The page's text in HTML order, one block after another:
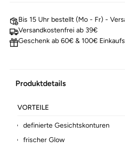
Bis 15 Uhr bestellt (Mo - Fr) -
Versandkostenfrei ab 39€
Geschenk ab 60€ & 100€
Produktdetails
VORTEILE
definierte Gesichtskonturen
frischer Glow